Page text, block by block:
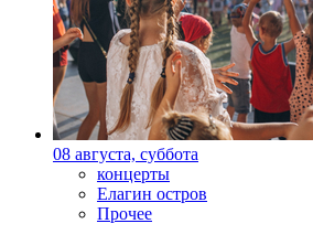
08 августа, суббота
концерты
Елагин остров
Прочее